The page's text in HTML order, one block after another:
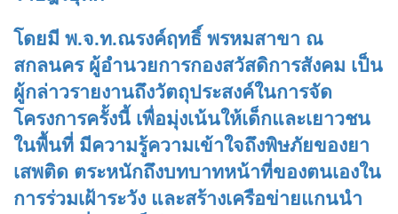
โดยมี พ.จ.ท.ณรงค์ฤทธิ์ พรหมสาขา ณ
สกลนคร ผู้อำนวยการกองสวัสดิการสังคม เป็น
ผู้กล่าวรายงานถึงวัตถุประสงค์ในการจัด
โครงการครั้งนี้ เพื่อมุ่งเน้นให้เด็กและเยาวชน
ในพื้นที่ มีความรู้ความเข้าใจถึงพิษภัยของยา
เสพติด ตระหนักถึงบทบาทหน้าที่ของตนเองใน
การร่วมเฝ้าระวัง และสร้างเครือข่ายแกนนำ